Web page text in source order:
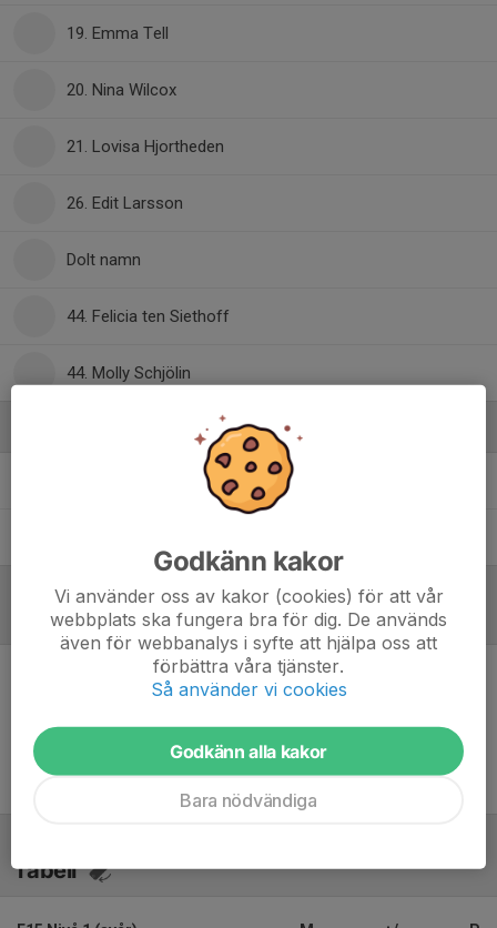
19. Emma Tell
20. Nina Wilcox
21. Lovisa Hjortheden
26. Edit Larsson
Dolt namn
44. Felicia ten Siethoff
44. Molly Schjölin
Assisterande tränare
Referat
Inget referat skrivet
Tabell
Godkänn kakor
Vi använder oss av kakor (cookies) för att vår
webbplats ska fungera bra för dig. De används
även för webbanalys i syfte att hjälpa oss att
förbättra våra tjänster.
Så använder vi cookies
Godkänn alla kakor
Bara nödvändiga